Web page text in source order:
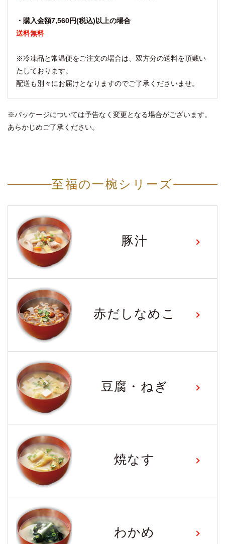
・購入金額7,560円(税込)以上の場合
送料無料
※冷凍品と常温便をご注文の場合は、双方分の送料を頂戴い
たしております。
配送も別々にお届けとなりますのでご了承くださいませ。
※パッケージについては予告なく変更となる場合がございます。
あらかじめご了承ください。
至福の一椀シリーズ
豚汁
赤だしなめこ
豆腐・ねぎ
焼なす
わかめ